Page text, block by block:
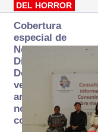
DEL HORROR
Cobertura
especial de
Norte
Digital:
Donde la
verdad
arde… pero
no se
consume